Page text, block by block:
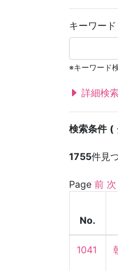
キーワード
※キーワード
詳細検索
検索条件
1755件見
Page 前 次
No.
1041